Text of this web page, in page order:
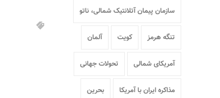
سازمان پیمان آتلانتیک شمالی، ناتو
تنگه هرمز کویت آلمان
آمریکای شمالی تحولات جهانی
مذاکره ایران با آمریکا بحرین